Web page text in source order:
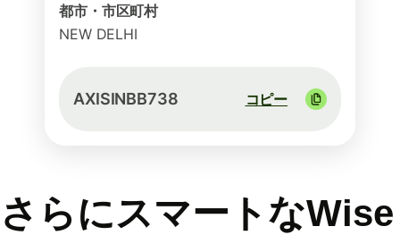
都市・市区町村
NEW DELHI
AXISINBB738 コピー
さらにスマートなWise